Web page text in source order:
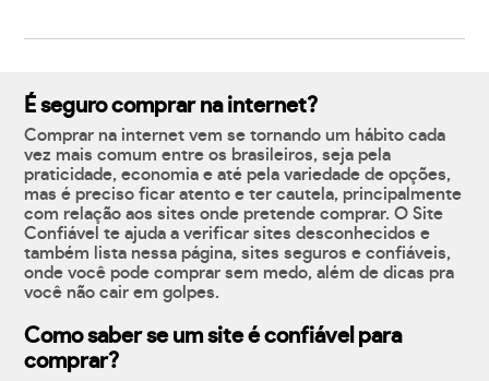
É seguro comprar na internet?
Comprar na internet vem se tornando um hábito cada
vez mais comum entre os brasileiros, seja pela
praticidade, economia e até pela variedade de opções,
mas é preciso ficar atento e ter cautela, principalmente
com relação aos sites onde pretende comprar. O Site
Confiável te ajuda a verificar sites desconhecidos e
também lista nessa página, sites seguros e confiáveis,
onde você pode comprar sem medo, além de dicas pra
você não cair em golpes.
Como saber se um site é confiável para
comprar?